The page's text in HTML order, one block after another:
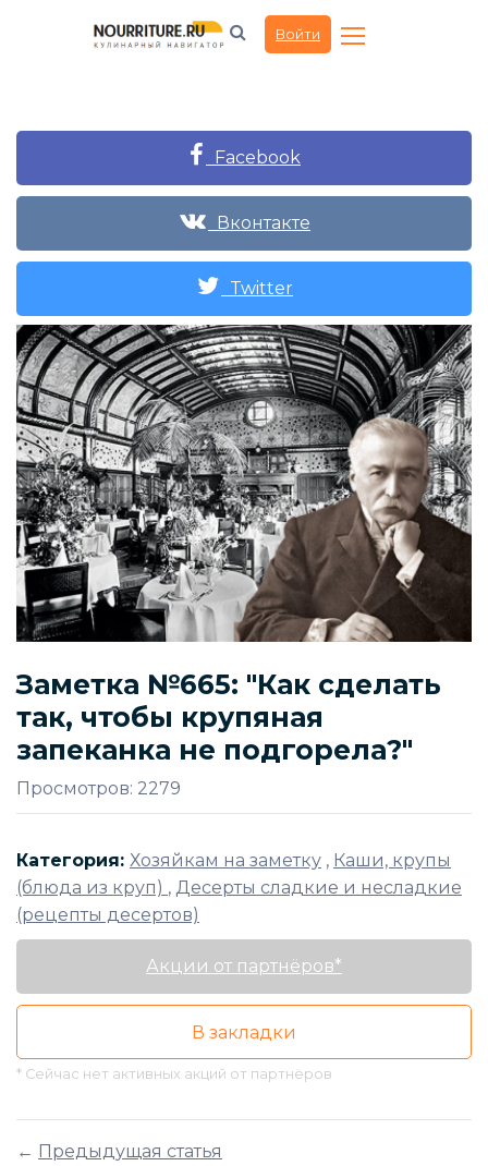
Войти
Facebook
Вконтакте
Twitter
Заметка №665: "Как сделать
так, чтобы крупяная
запеканка не подгорела?"
Просмотров: 2279
Категория: Хозяйкам на заметку , Каши, крупы
(блюда из круп) , Десерты сладкие и несладкие
(рецепты десертов)
Акции от партнёров*
В закладки
* Сейчас нет активных акций от партнёров
← Предыдущая статья